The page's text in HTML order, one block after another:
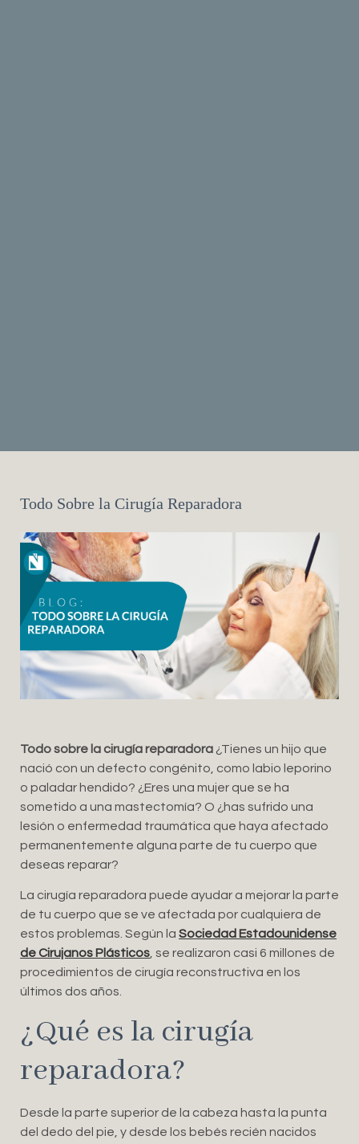
Todo Sobre la Cirugía Reparadora
Todo sobre la cirugía reparadora ¿Tienes un hijo que
nació con un defecto congénito, como labio leporino
o paladar hendido? ¿Eres una mujer que se ha
sometido a una mastectomía? O ¿has sufrido una
lesión o enfermedad traumática que haya afectado
permanentemente alguna parte de tu cuerpo que
deseas reparar?
La cirugía reparadora puede ayudar a mejorar la parte
de tu cuerpo que se ve afectada por cualquiera de
estos problemas. Según la Sociedad Estadounidense
de Cirujanos Plásticos, se realizaron casi 6 millones de
procedimientos de cirugía reconstructiva en los
últimos dos años.
¿Qué es la cirugía
reparadora?
Desde la parte superior de la cabeza hasta la punta
del dedo del pie, y desde los bebés recién nacidos